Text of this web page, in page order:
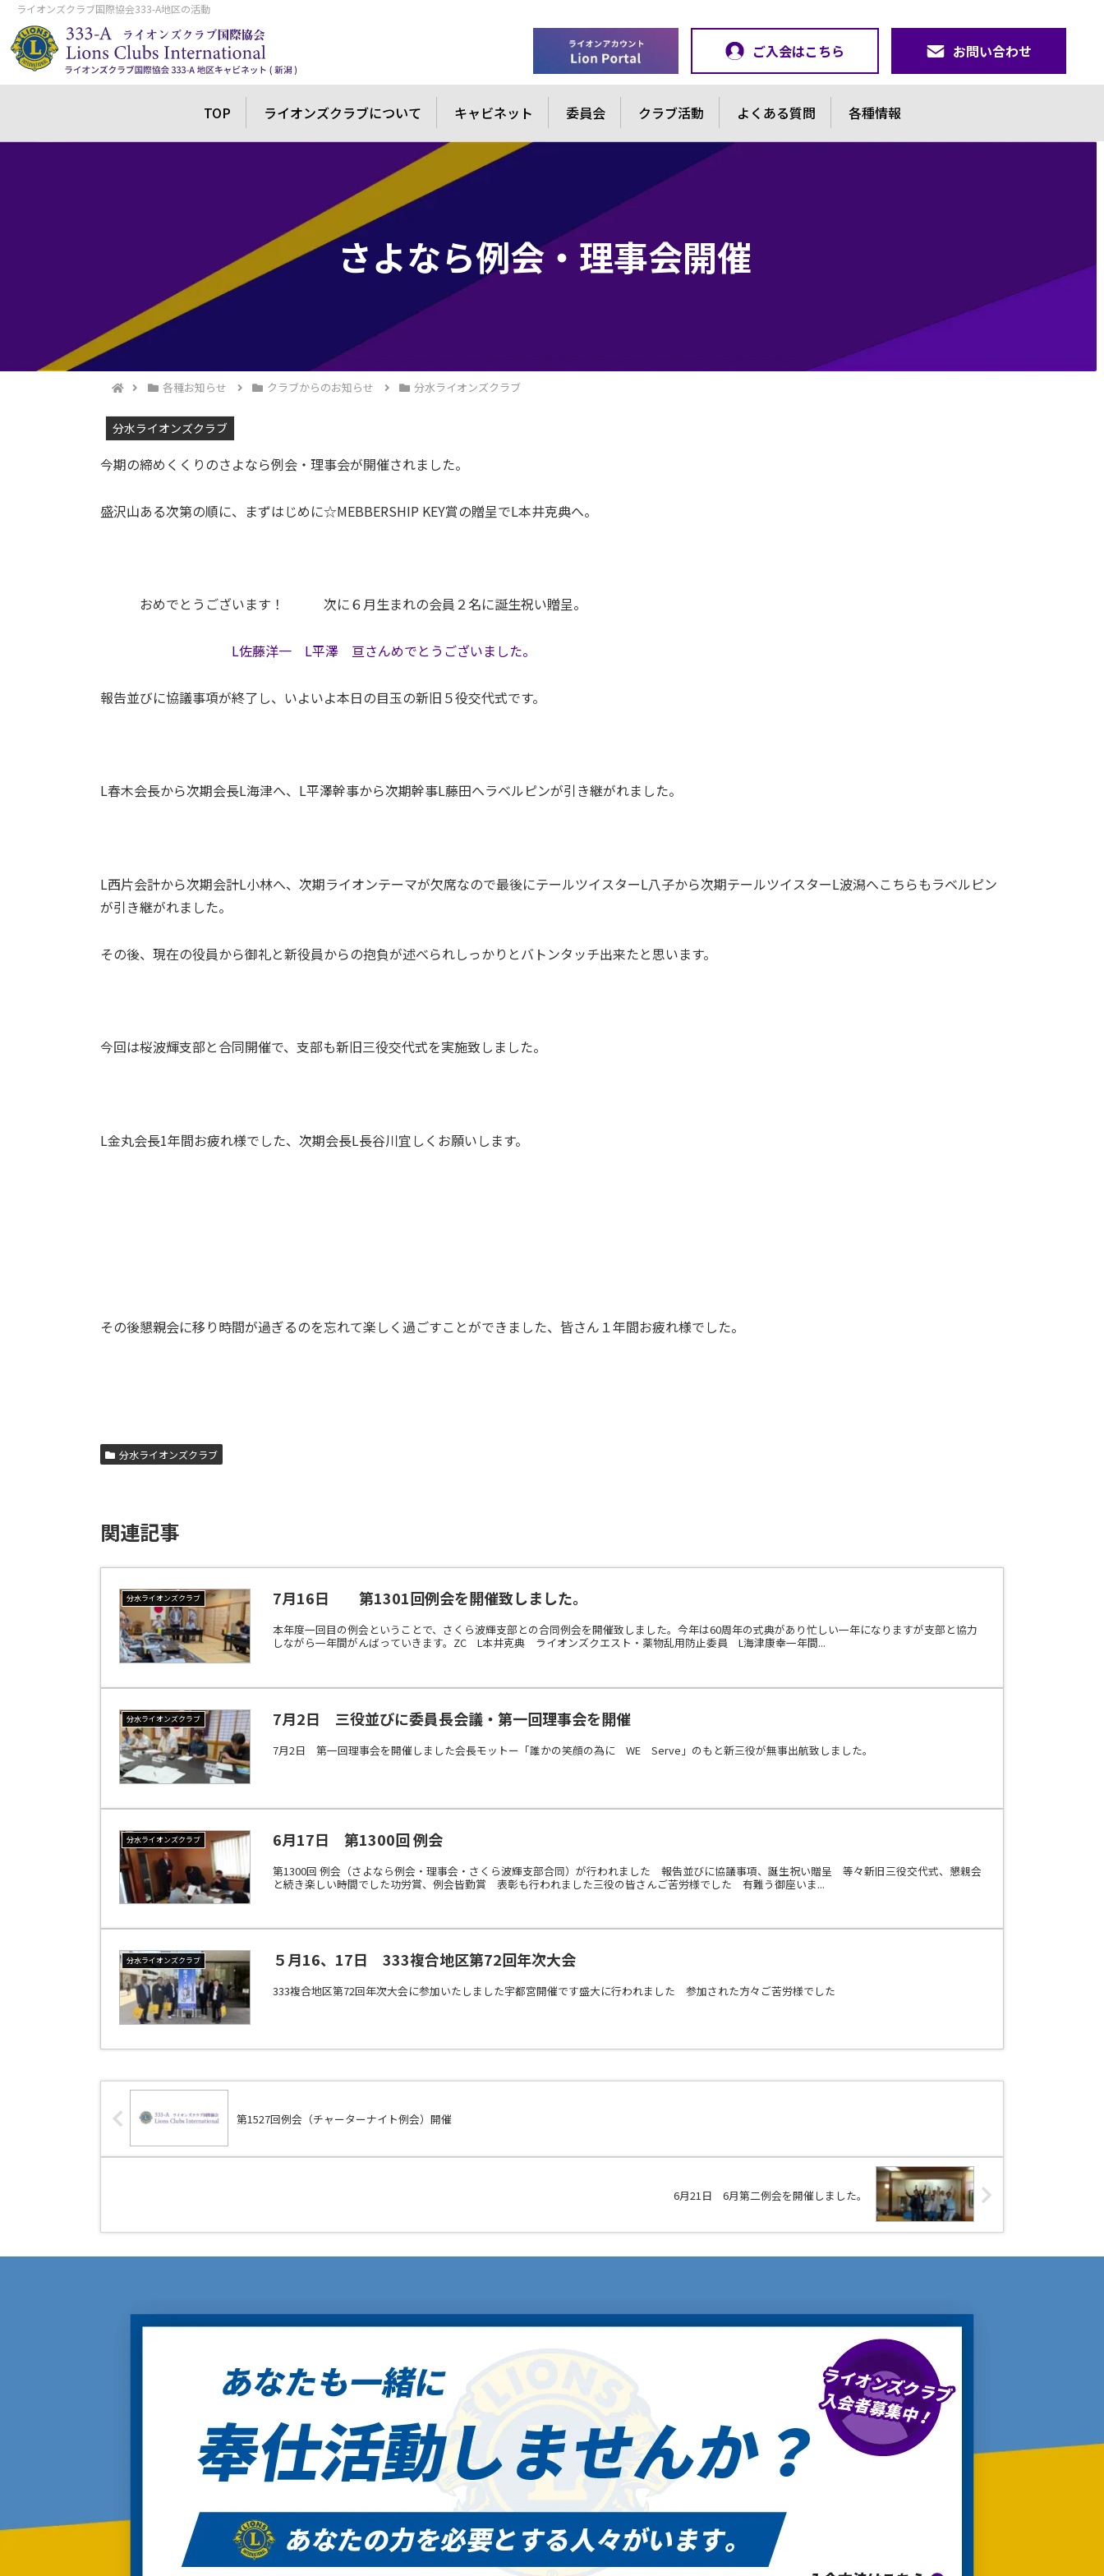
ライオンズクラブ国際協会333-A地区の活動
ご入会はこちら お問い合わせ
TOP ライオンズクラブについて キャビネット 委員会 クラブ活動 よくある質問 各種情報
さよなら例会・理事会開催
各種お知らせ クラブからのお知らせ 分水ライオンズクラブ
分水ライオンズクラブ
今期の締めくくりのさよなら例会・理事会が開催されました。
盛沢山ある次第の順に、まずはじめに☆MEBBERSHIP KEY賞の贈呈でL本井克典へ。
おめでとうございます！ 次に６月生まれの会員２名に誕生祝い贈呈。
L佐藤洋一 L平澤 亘さんめでとうございました。
報告並びに協議事項が終了し、いよいよ本日の目玉の新旧５役交代式です。
L春木会長から次期会長L海津へ、L平澤幹事から次期幹事L藤田へラベルピンが引き継がれました。
L西片会計から次期会計L小林へ、次期ライオンテーマが欠席なので最後にテールツイスターL八子から次期テールツイスターL波潟へこちらもラベルピン
が引き継がれました。
その後、現在の役員から御礼と新役員からの抱負が述べられしっかりとバトンタッチ出来たと思います。
今回は桜波輝支部と合同開催で、支部も新旧三役交代式を実施致しました。
L金丸会長1年間お疲れ様でした、次期会長L長谷川宜しくお願いします。
その後懇親会に移り時間が過ぎるのを忘れて楽しく過ごすことができました、皆さん１年間お疲れ様でした。
分水ライオンズクラブ
関連記事
分水ライオンズクラブ 7月16日 第1301回例会を開催致しました。
本年度一回目の例会ということで、さくら波輝支部との合同例会を開催致しました。今年は60周年の式典があり忙しい一年になりますが支部と協力
しながら一年間がんばっていきます。ZC L本井克典 ライオンズクエスト・薬物乱用防止委員 L海津康幸一年間...
分水ライオンズクラブ 7月2日 三役並びに委員長会議・第一回理事会を開催
7月2日 第一回理事会を開催しました会長モットー「誰かの笑顔の為に WE Serve」のもと新三役が無事出航致しました。
分水ライオンズクラブ 6月17日 第1300回 例会
第1300回 例会（さよなら例会・理事会・さくら波輝支部合同）が行われました 報告並びに協議事項、誕生祝い贈呈 等々新旧三役交代式、懇親会
と続き楽しい時間でした功労賞、例会皆勤賞 表彰も行われました三役の皆さんご苦労様でした 有難う御座いま...
分水ライオンズクラブ ５月16、17日 333複合地区第72回年次大会
333複合地区第72回年次大会に参加いたしました宇都宮開催です盛大に行われました 参加された方々ご苦労様でした
第1527回例会（チャーターナイト例会）開催
6月21日 6月第二例会を開催しました。